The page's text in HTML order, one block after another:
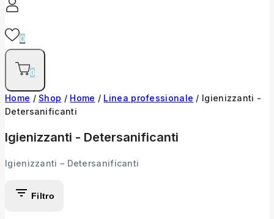
0
0
Home / Shop / Home / Linea professionale / Igienizzanti -
Detersanificanti
Igienizzanti - Detersanificanti
Igienizzanti – Detersanificanti
Filtro